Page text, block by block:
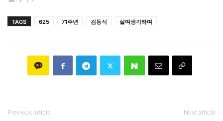
TAGS 625 71주년 김동식 살며생각하며
Previous article Next article